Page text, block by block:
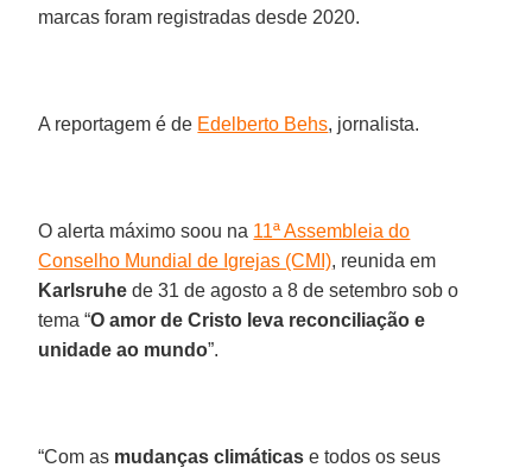
marcas foram registradas desde 2020.
A reportagem é de Edelberto Behs, jornalista.
O alerta máximo soou na 11ª Assembleia do
Conselho Mundial de Igrejas (CMI), reunida em
Karlsruhe de 31 de agosto a 8 de setembro sob o
tema “O amor de Cristo leva reconciliação e
unidade ao mundo”.
“Com as mudanças climáticas e todos os seus